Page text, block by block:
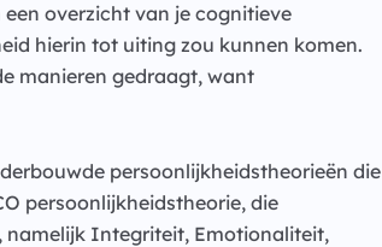
overzicht van je cognitieve
hierin tot uiting zou kunnen komen.
manieren gedraagt, want
persoonlijkheidstheorieën die
persoonlijkheidstheorie, die
namelijk Integriteit, Emotionaliteit,